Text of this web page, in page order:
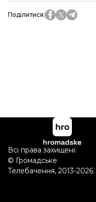
Поділитися:
Всі права захищені:
© Громадське
Телебачення, 2013-2026.